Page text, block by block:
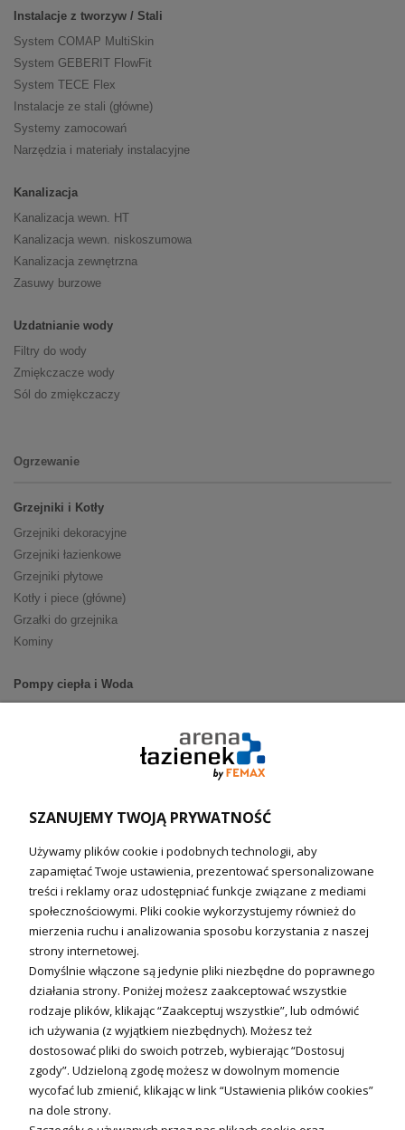
Instalacje z tworzyw / Stali
System COMAP MultiSkin
System GEBERIT FlowFit
System TECE Flex
Instalacje ze stali (główne)
Systemy zamocowań
Narzędzia i materiały instalacyjne
Kanalizacja
Kanalizacja wewn. HT
Kanalizacja wewn. niskoszumowa
Kanalizacja zewnętrzna
Zasuwy burzowe
Uzdatnianie wody
Filtry do wody
Zmiękczacze wody
Sól do zmiękczaczy
Ogrzewanie
Grzejniki i Kotły
Grzejniki dekoracyjne
Grzejniki łazienkowe
Grzejniki płytowe
Kotły i piece (główne)
Grzałki do grzejnika
Kominy
Pompy ciepła i Woda
Ogrzewanie podłogowe (główne)
Technika solarna
Fotowoltanika
Sterowniki i regulatory
Nagrzewnice i kurtyny
Kuchnia i Wentylacja
Kuchnia
Zlewozmywaki
Baterie kuchenne
Młynki do odpadów
SZANUJEMY TWOJĄ PRYWATNOŚĆ
Używamy plików cookie i podobnych technologii, aby
zapamiętać Twoje ustawienia, prezentować spersonalizowane
treści i reklamy oraz udostępniać funkcje związane z mediami
społecznościowymi. Pliki cookie wykorzystujemy również do
mierzenia ruchu i analizowania sposobu korzystania z naszej
strony internetowej.
Domyślnie włączone są jedynie pliki niezbędne do poprawnego
działania strony. Poniżej możesz zaakceptować wszystkie
rodzaje plików, klikając “Zaakceptuj wszystkie”, lub odmówić
ich używania (z wyjątkiem niezbędnych). Możesz też
dostosować pliki do swoich potrzeb, wybierając “Dostosuj
zgody”. Udzieloną zgodę możesz w dowolnym momencie
wycofać lub zmienić, klikając w link “Ustawienia plików cookies”
na dole strony.